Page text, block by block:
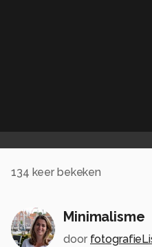
134 keer bekeken
Minimalisme
door